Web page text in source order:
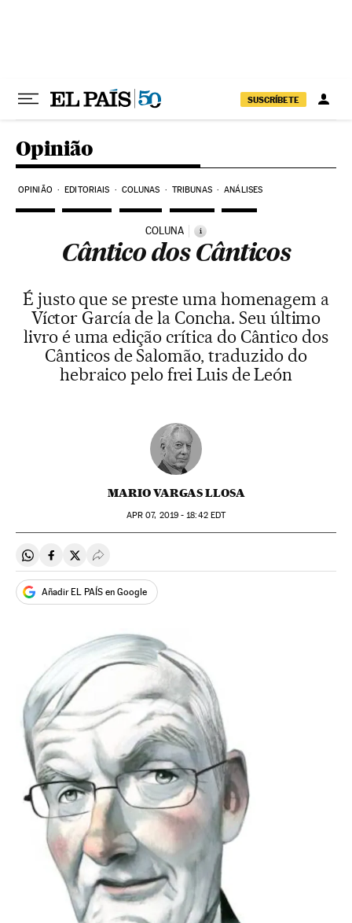
SUSCRÍBETE
Opinião
OPINIÃO EDITORIAIS COLUNAS TRIBUNAS ANÁLISES
COLUNA i
Cântico dos Cânticos
É justo que se preste uma homenagem a
Víctor García de la Concha. Seu último
livro é uma edição crítica do Cântico dos
Cânticos de Salomão, traduzido do
hebraico pelo frei Luis de León
MARIO VARGAS LLOSA
APR 07, 2019 - 18:42EDT
Compartir en Whatsapp
Compartir en Facebook
Compartir en Twitter
Desplegar Redes Sociales
Añadir EL PAÍS en Google